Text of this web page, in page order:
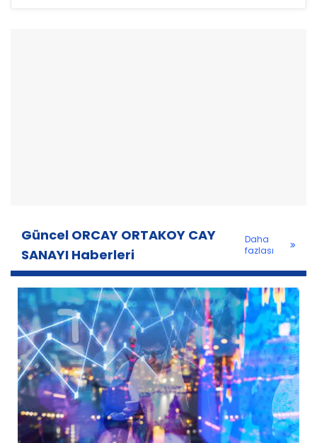
Güncel ORCAY ORTAKOY CAY
SANAYI Haberleri
Daha
fazlası